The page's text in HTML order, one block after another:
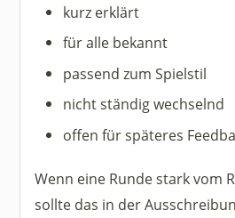
kurz erklärt
für alle bekannt
passend zum Spielstil
nicht ständig wechselnd
offen für späteres
Wenn eine Runde stark vom
sollte das in der